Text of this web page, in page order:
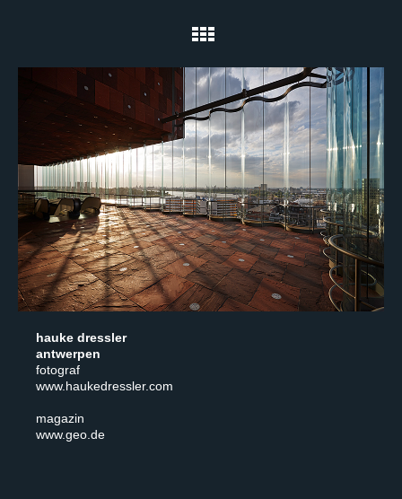
hauke dressler
antwerpen
fotograf
www.haukedressler.com
magazin
www.geo.de